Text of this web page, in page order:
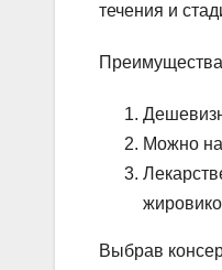
течения и
Можно
Выбрав